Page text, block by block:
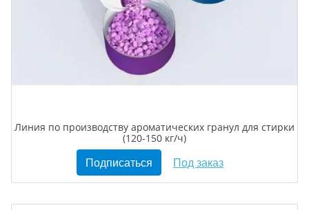
Линия по производству ароматических гранул для стирки
(120-150 кг/ч)
Подписаться Под заказ